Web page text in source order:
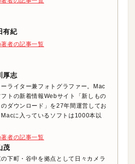
有紀
著者の記事一覧
厚志
ーライター兼フォトグラファー。Mac
フトの新着情報Webサイト「新しもの
ダウンロード」を27年間運営してお
Macに入っているソフトは1000本以
著者の記事一覧
茂
下町・谷中を拠点として日々カメラ